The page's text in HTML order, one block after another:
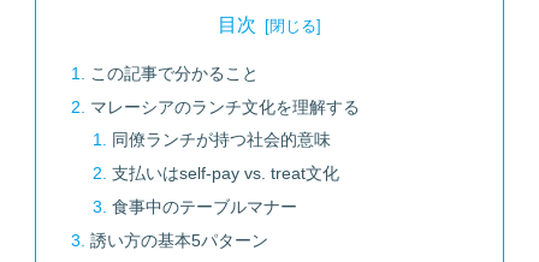
目次
この記事で分かること
マレーシアのランチ文化を理解する
同僚ランチが持つ社会的意味
支払いはself-pay vs. treat文化
食事中のテーブルマナー
誘い方の基本5パターン